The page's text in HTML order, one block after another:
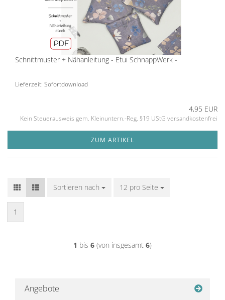
Schnittmuster + Nähanleitung - Etui SchnappWerk -
Lieferzeit: Sofortdownload
4,95 EUR
Kein Steuerausweis gem. Kleinuntern.-Reg. §19 UStG versandkostenfrei
ZUM ARTIKEL
Sortieren nach
Sortieren nach 12 pro Seite
pro Seite
1
1 bis 6 (von insgesamt 6)
Angebote